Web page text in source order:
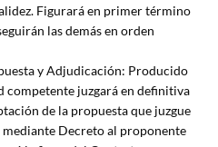
Figurará en primer término
las demás en orden
y Adjudicación: Producido
competente juzgará en definitiva
de la propuesta que juzgue
Decreto al proponente